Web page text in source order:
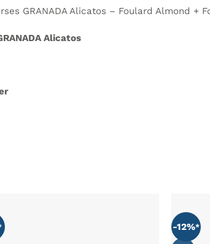
GRANADA Alicatos – Foulard Almond +
Alicatos
-12%